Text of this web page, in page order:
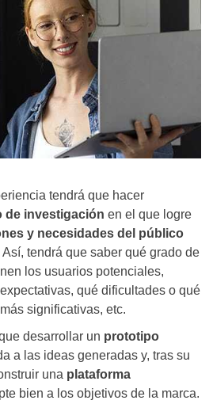
tendrá que hacer
de investigación en el que logre
y necesidades del público
tendrá que saber qué grado de
los usuarios potenciales,
qué dificultades o qué
significativas, etc.
desarrollar un prototipo
a las ideas generadas y, tras su
una plataforma
bien a los objetivos de la marca.